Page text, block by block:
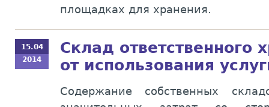
площадках для хранения.
15.04
2014
Склад ответственного
от использования
Содержание собственных